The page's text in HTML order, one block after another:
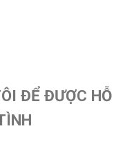
ĐỂ ĐƯỢC HỖ